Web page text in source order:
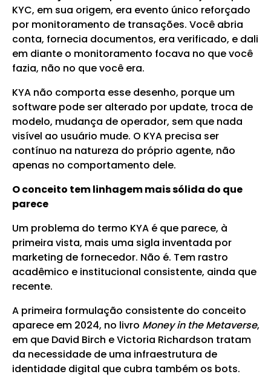
KYC, em sua origem, era evento único reforçado
por monitoramento de transações. Você abria
conta, fornecia documentos, era verificado, e dali
em diante o monitoramento focava no que você
fazia, não no que você era.
KYA não comporta esse desenho, porque um
software pode ser alterado por update, troca de
modelo, mudança de operador, sem que nada
visível ao usuário mude. O KYA precisa ser
contínuo na natureza do próprio agente, não
apenas no comportamento dele.
O conceito tem linhagem mais sólida do que
parece
Um problema do termo KYA é que parece, à
primeira vista, mais uma sigla inventada por
marketing de fornecedor. Não é. Tem rastro
acadêmico e institucional consistente, ainda que
recente.
A primeira formulação consistente do conceito
aparece em 2024, no livro Money in the Metaverse,
em que David Birch e Victoria Richardson tratam
da necessidade de uma infraestrutura de
identidade digital que cubra também os bots.